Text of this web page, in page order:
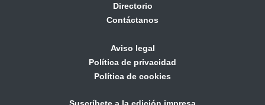
Directorio
Contáctanos
Aviso legal
Política de privacidad
Política de cookies
Suscríbete a la edición impresa